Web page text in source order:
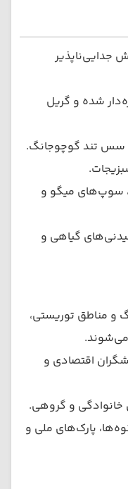
جدایی‌ناپذیر
شده و گریل
و سس تند گوچوجانگ.
سوپ‌های میگو و
گیاهی و
و مناطق توریستی،
می‌شوند.
اقتصادی و
خانوادگی و گروهی.
پارک‌های ملی و